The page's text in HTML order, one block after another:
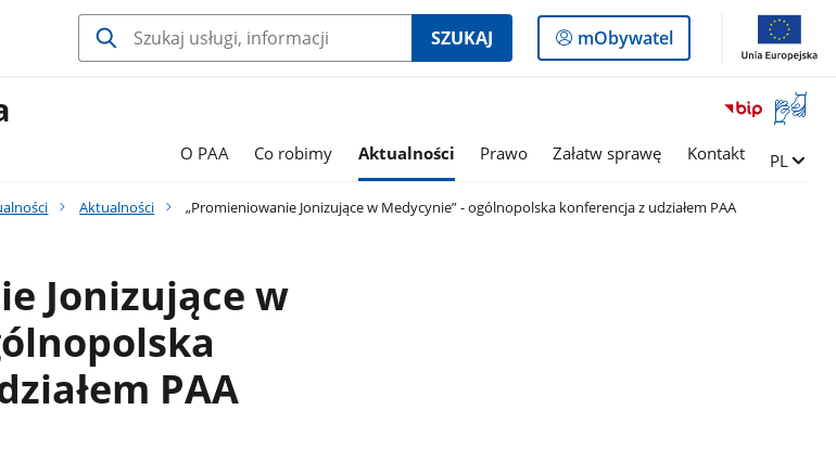
SZUKAJ
Logowanie
do
mObywatel
Otwórz
okno
O PAA Co robimy Aktualności Prawo Załatw sprawę Kontakt Zmień
PL
Aktualności „Promieniowanie Jonizujące w Medycynie” - ogólnopolska konferencja z udziałem PAA
Jonizujące w
PAA